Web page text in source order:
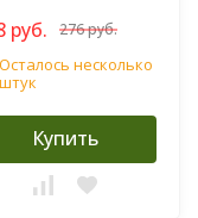
руб. 276 руб.
Осталось несколько
штук
Купить